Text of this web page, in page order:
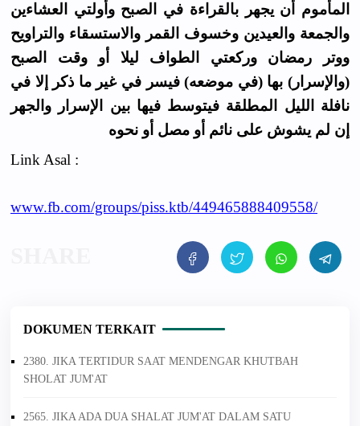
المأموم أن يجهر بالقراءة في الصبح وأولتي العشاءين
والجمعة والعيدين وخسوف القمر والاستسقاء والتراويح
ووتر رمضان وركعتي الطواف ليلا أو وقت الصبح
(والإسرار) بها (في موضعه) فيسر في غير ما ذكر إلا في
نافلة الليل المطلقة فيتوسط فيها بين الإسرار والجهر
إن لم يشوش على نائم أو مصل أو نحوه
Link Asal :
www.fb.com/groups/piss.ktb/449465888409558/
DOKUMEN TERKAIT
2380. JIKA TERTIDUR SAAT MENDENGAR KHUTBAH
SHOLAT JUM'AT
2565. JIKA ADA DUA SHALAT JUM'AT DALAM SATU